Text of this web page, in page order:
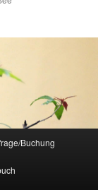
Buchung